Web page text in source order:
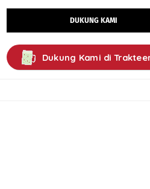
DUKUNG KAMI
Dukung Kami di